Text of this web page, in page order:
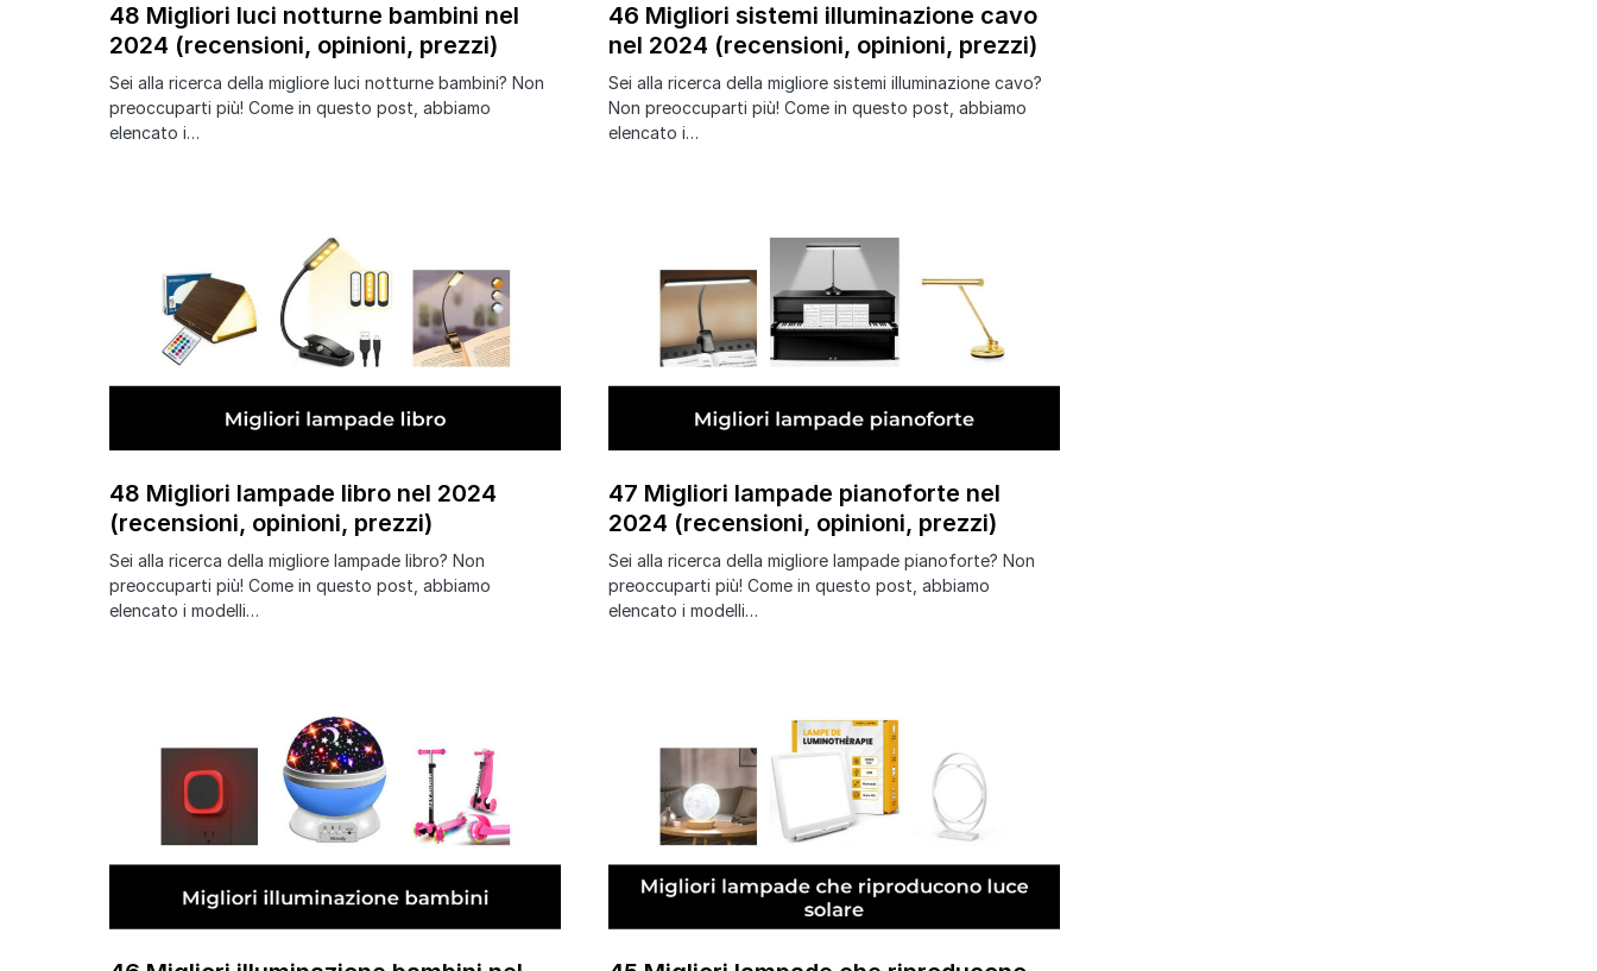
48 Migliori luci notturne bambini nel
2024 (recensioni, opinioni, prezzi)
Sei alla ricerca della migliore luci notturne bambini? Non
preoccuparti più! Come in questo post, abbiamo
elencato i…
46 Migliori sistemi illuminazione cavo
nel 2024 (recensioni, opinioni, prezzi)
Sei alla ricerca della migliore sistemi illuminazione cavo?
Non preoccuparti più! Come in questo post, abbiamo
elencato i…
48 Migliori lampade libro nel 2024
(recensioni, opinioni, prezzi)
Sei alla ricerca della migliore lampade libro? Non
preoccuparti più! Come in questo post, abbiamo
elencato i modelli…
47 Migliori lampade pianoforte nel
2024 (recensioni, opinioni, prezzi)
Sei alla ricerca della migliore lampade pianoforte? Non
preoccuparti più! Come in questo post, abbiamo
elencato i modelli…